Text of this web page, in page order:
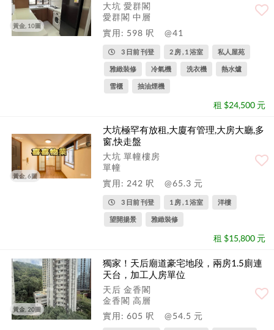
黃金, 10圖
大坑 愛群閣
愛群閣 中層
實用: 598 呎
@41
3 日前 刊登 2 房 , 1 浴室 私人屋苑
雅緻裝修 冷氣機 洗衣機 熱水爐
雪櫃 抽油煙機
租 $24,500 元
黃金, 6圖
大坑極罕有放租,大廈有管理,大房大廳,多
窗,快走盤
大坑 單幢樓房
單幢
實用: 242 呎
@65.3 元
3 日前 刊登 1 房 , 1 浴室 洋樓
望開揚景 雅緻裝修
租 $15,800 元
黃金, 20圖
獨家！天后廟道豪宅地段，兩房1.5廁連
天台，加工人房單位
天后 金香閣
金香閣 高層
實用: 605 呎
@54.5 元